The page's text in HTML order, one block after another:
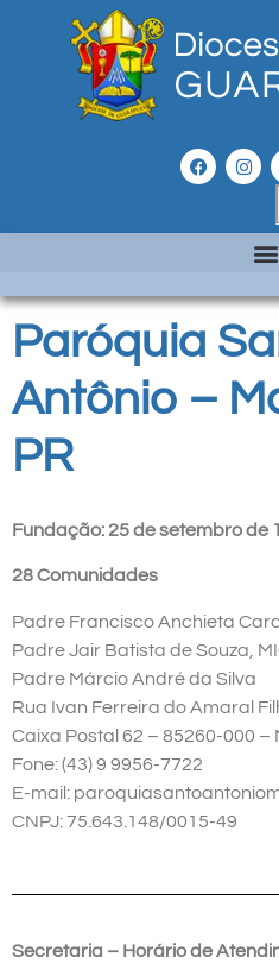
Paróquia
Antônio –
PR
Fundação: 25 de setembro de
28 Comunidades
Padre Francisco Anchieta
Padre Jair Batista de Souza,
Padre Márcio André da Silva
Rua Ivan Ferreira do Amaral
Caixa Postal 62 – 85260-000 –
Fone: (43) 9 9956-7722
E-mail:
CNPJ: 75.643.148/0015-49
Secretaria – Horário de